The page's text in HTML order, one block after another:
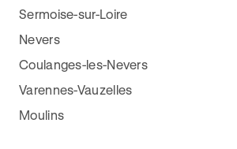
Sermoise-sur-Loire
Nevers
Coulanges-les-Nevers
Varennes-Vauzelles
Moulins